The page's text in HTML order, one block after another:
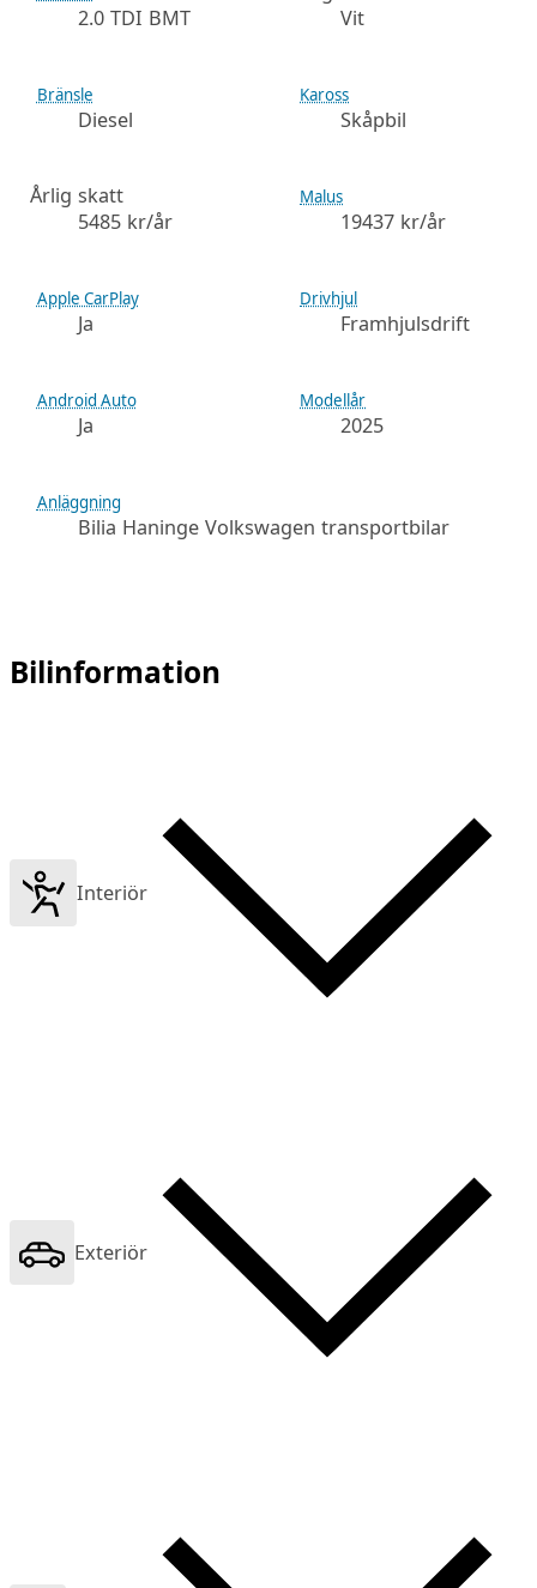
2.0 TDI BMT
Vit
Bränsle
Diesel
Kaross
Skåpbil
Årlig skatt
5485 kr/år
Malus
19437 kr/år
Apple CarPlay
Ja
Drivhjul
Framhjulsdrift
Android Auto
Ja
Modellår
2025
Anläggning
Bilia Haninge Volkswagen transportbilar
Bilinformation
Interiör
Exteriör